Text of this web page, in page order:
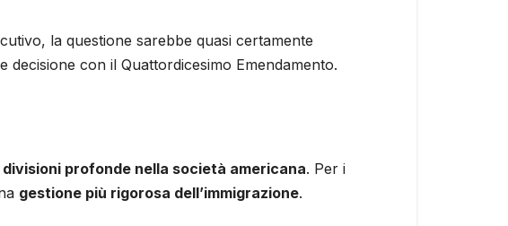
la questione sarebbe quasi certamente
con il Quattordicesimo Emendamento.
divisioni profonde nella società americana. Per i
gestione più rigorosa dell’immigrazione.